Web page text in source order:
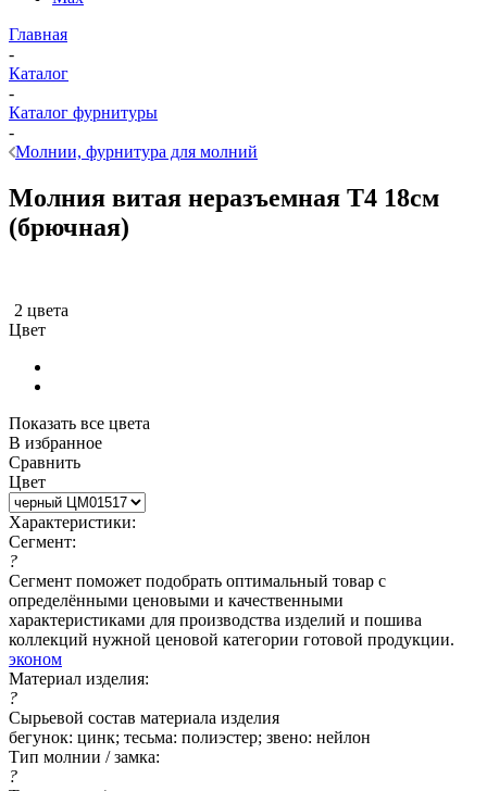
Главная
-
Каталог
-
Каталог фурнитуры
-
Молнии, фурнитура для молний
Молния витая неразъемная Т4 18см
(брючная)
2 цвета
Цвет
Показать все цвета
В избранное
Сравнить
Цвет
Характеристики:
Сегмент:
?
Сегмент поможет подобрать оптимальный товар с
определёнными ценовыми и качественными
характеристиками для производства изделий и пошива
коллекций нужной ценовой категории готовой продукции.
эконом
Материал изделия:
?
Сырьевой состав материала изделия
бегунок: цинк; тесьма: полиэстер; звено: нейлон
Тип молнии / замка:
?